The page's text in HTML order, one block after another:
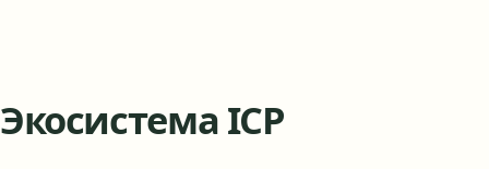
Экосистема ICP